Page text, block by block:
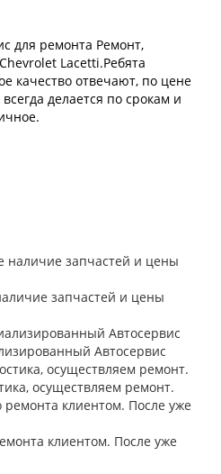
для ремонта Ремонт,
Lacetti.Ребята
качество отвечают, по цене
делается по срокам и
запчастей и цены
Автосервис
осуществляем ремонт.
клиентом. После уже